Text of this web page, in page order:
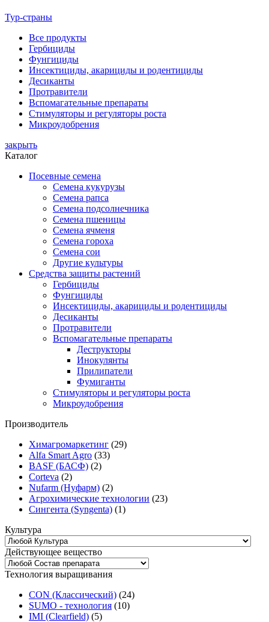
Тур-страны
Все продукты
Гербициды
Фунгициды
Инсектициды, акарициды и родентициды
Десиканты
Протравители
Вспомагательные препараты
Стимуляторы и регуляторы роста
Микроудобрения
закрыть
Каталог
Посевные семена
Семена кукурузы
Семена рапса
Семена подсолнечника
Семена пшеницы
Семена ячменя
Семена гороха
Семена сои
Другие культуры
Средства защиты растений
Гербициды
Фунгициды
Инсектициды, акарициды и родентициды
Десиканты
Протравители
Вспомагательные препараты
Деструкторы
Инокулянты
Прилипатели
Фумиганты
Стимуляторы и регуляторы роста
Микроудобрения
Производитель
Химагромаркетинг (29)
Alfa Smart Agro (33)
BASF (БАСФ) (2)
Corteva (2)
Nufarm (Нуфарм) (2)
Агрохимические технологии (23)
Сингента (Syngenta) (1)
Культура
Действующее вещество
Технология выращивания
CON (Классический) (24)
SUMO - технология (10)
ІMI (Сlearfield) (5)